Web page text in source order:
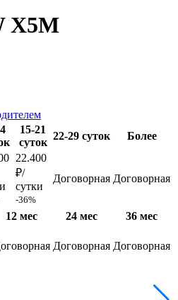
X5M
15-21
суток
22-29 суток Более
22.400
₽/
сутки
-36%
Договорная Договорная
12 мес 24 мес
36 мес
Договорная Договорная